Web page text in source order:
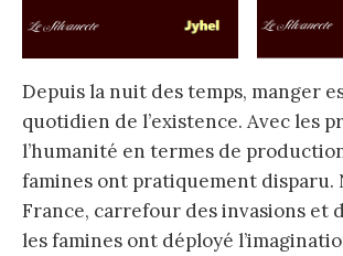
Depuis la nuit des temps, manger
quotidien de l’existence. Avec les
l’humanité en termes de
famines ont pratiquement disparu.
France, carrefour des invasions et
les famines ont déployé